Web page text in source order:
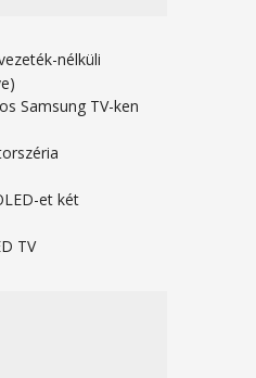
nélküli
Samsung TV-ken
et két
TV